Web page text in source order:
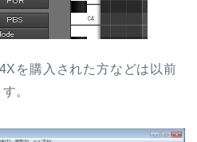
を購入された方などは以前
。